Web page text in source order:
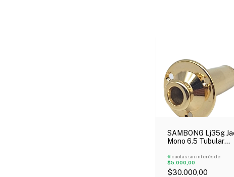
SAMBONG Lj35g
Mono 6.5 Tubular
Dorado
6 cuotas sin interés de
$5.000,00
$30.000,00